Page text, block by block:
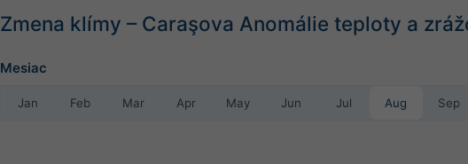
Zmena klímy – Caraşova Anomálie teploty a
Mesiac
Jan Feb Mar Apr May Jun Jul Aug Sep